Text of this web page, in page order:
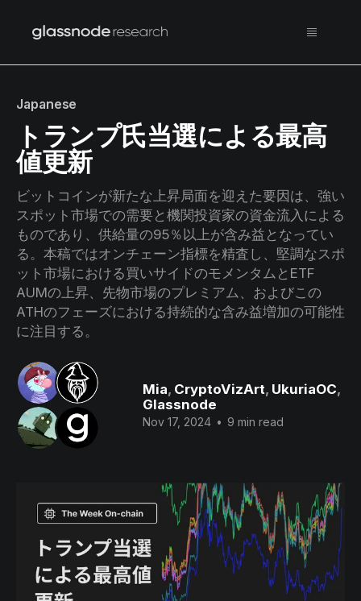
Japanese
トランプ氏当選による最高
値更新
ビットコインが新たな上昇局面を迎えた要因は、強い
スポット市場での需要と機関投資家の資金流入による
ものであり、供給量の95％以上が含み益となってい
る。本稿ではオンチェーン指標を精査し、堅調なスポ
ット市場における買いサイドのモメンタムとETF
AUMの上昇、先物市場のプレミアム、およびこの
ATHのフェーズにおける持続的な含み益増加の可能性
に注目する。
Mia, CryptoVizArt, UkuriaOC,
Glassnode
Nov 17, 2024 • 9 min read